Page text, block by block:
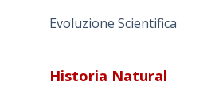
Evoluzione Scientifica
Historia Natural